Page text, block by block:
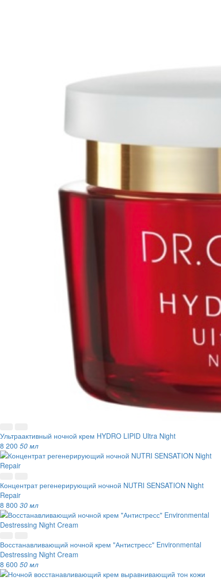
Ультраактивный ночной крем HYDRO LIPID Ultra Night
8 200 50 мл
Концентрат регенерирующий ночной NUTRI SENSATION Night
Repair
8 800 30 мл
Восстанавливающий ночной крем "Антистресс" Environmental
Destressing Night Cream
8 600 50 мл